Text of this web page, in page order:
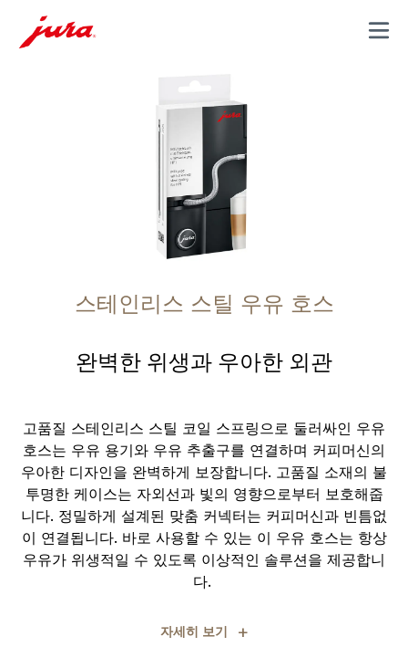
MENU
스테인리스 스틸 우유 호스
완벽한 위생과 우아한 외관
고품질 스테인리스 스틸 코일 스프링으로 둘러싸인 우유
호스는 우유 용기와 우유 추출구를 연결하며 커피머신의
우아한 디자인을 완벽하게 보장합니다. 고품질 소재의 불
투명한 케이스는 자외선과 빛의 영향으로부터 보호해줍
니다. 정밀하게 설계된 맞춤 커넥터는 커피머신과 빈틈없
이 연결됩니다. 바로 사용할 수 있는 이 우유 호스는 항상
우유가 위생적일 수 있도록 이상적인 솔루션을 제공합니
다.
자세히 보기 +